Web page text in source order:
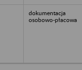
dokumentacja
osobowo-płacowa